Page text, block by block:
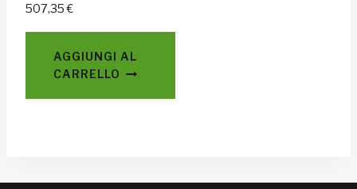
507,35€
AGGIUNGI AL
CARRELLO